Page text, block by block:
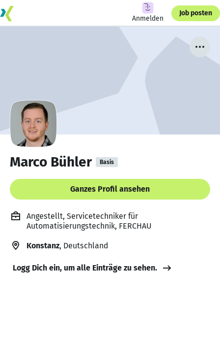
Anmelden
Job posten
Marco Bühler Basis
Ganzes Profil ansehen
Angestellt, Servicetechniker für
Automatisierungstechnik, FERCHAU
Konstanz, Deutschland
Logg Dich ein, um alle Einträge zu sehen.